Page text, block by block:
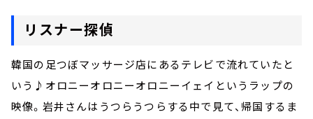
リスナー探偵
韓国の足つぼマッサージ店にあるテレビで流れていたと
いう♪オロニーオロニーオロニーイェイというラップの
映像。岩井さんはうつらうつらする中で見て、帰国するま